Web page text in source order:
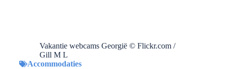
Vakantie webcams Georgië © Flickr.com /
Gill M L
Accommodaties